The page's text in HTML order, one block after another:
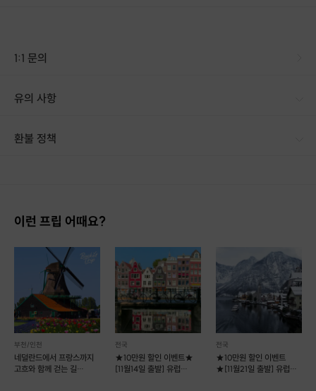
1:1 문의
유의 사항
환불 정책
이런 프립 어때요?
부천/인천
네덜란드에서 프랑스까지
고흐와 함께 걷는 길
전국
★10만원 할인 이벤트★
[11월14일 출발] 유럽
전국
★10만원 할인 이벤트
★[11월21일 출발] 유럽